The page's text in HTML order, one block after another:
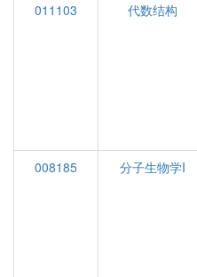
011103
代数结构
008185
分子生物学I